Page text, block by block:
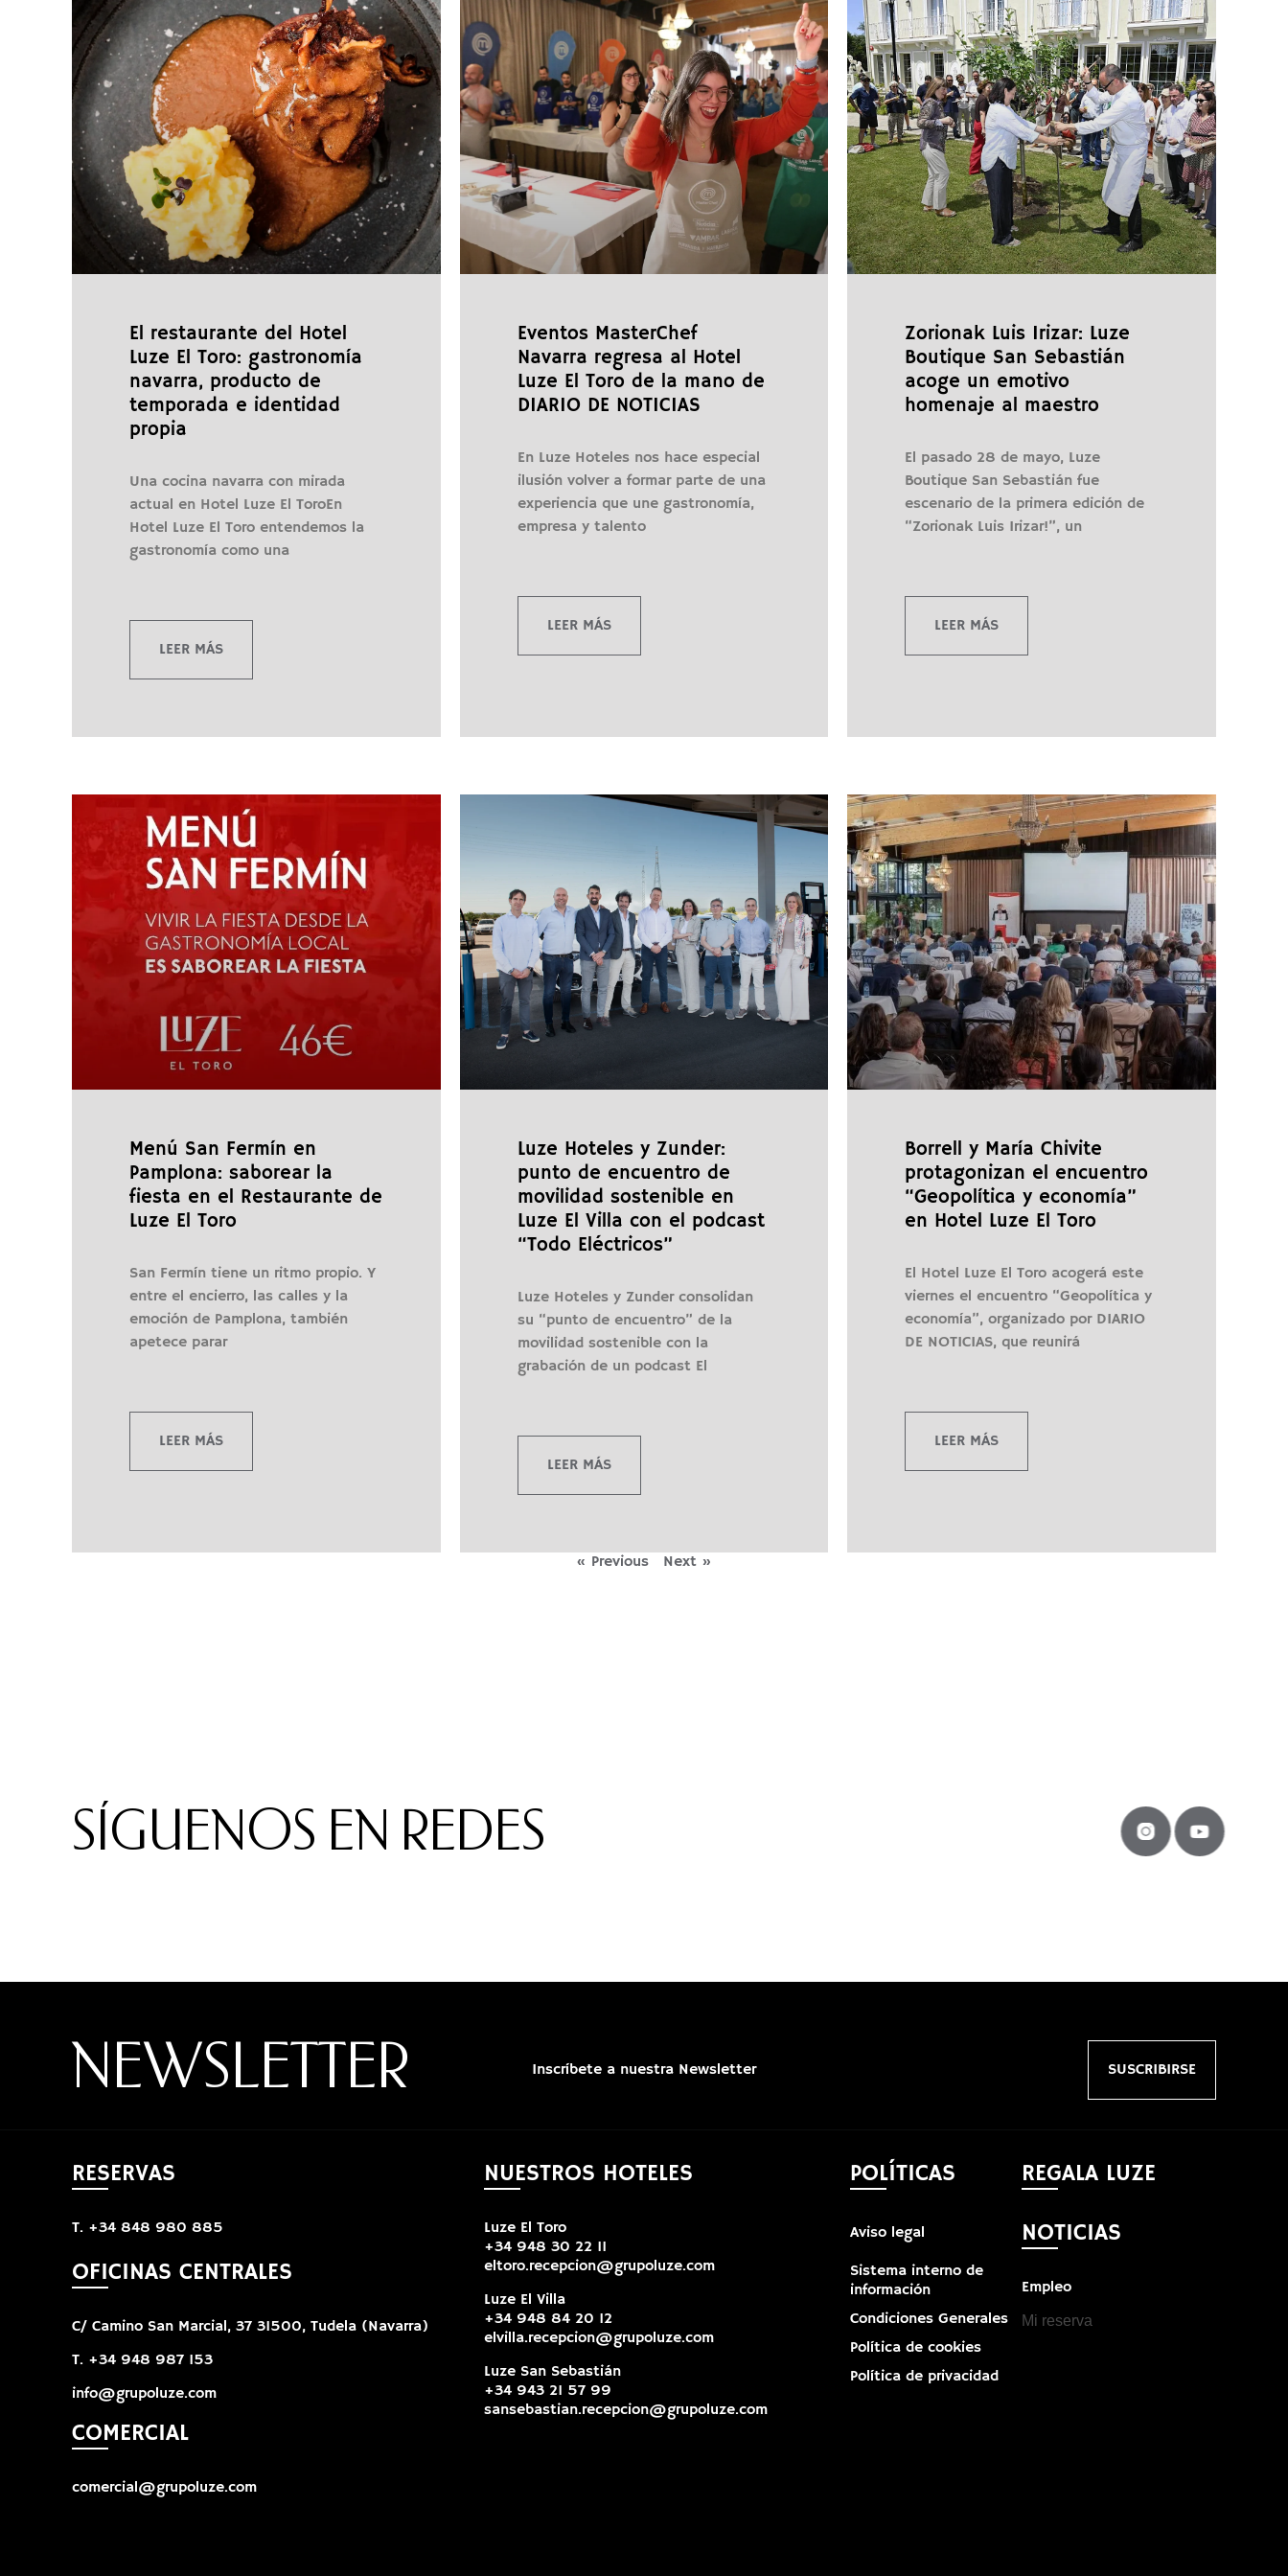
El restaurante del Hotel
Luze El Toro: gastronomía
navarra, producto de
temporada e identidad
propia
Una cocina navarra con mirada
actual en Hotel Luze El ToroEn
Hotel Luze El Toro entendemos la
gastronomía como una
LEER MÁS
Eventos MasterChef
Navarra regresa al Hotel
Luze El Toro de la mano de
DIARIO DE NOTICIAS
En Luze Hoteles nos hace especial
ilusión volver a formar parte de una
experiencia que une gastronomía,
empresa y talento
LEER MÁS
Zorionak Luis Irizar: Luze
Boutique San Sebastián
acoge un emotivo
homenaje al maestro
El pasado 28 de mayo, Luze
Boutique San Sebastián fue
escenario de la primera edición de
“Zorionak Luis Irizar!”, un
LEER MÁS
Menú San Fermín en
Pamplona: saborear la
fiesta en el Restaurante de
Luze El Toro
San Fermín tiene un ritmo propio. Y
entre el encierro, las calles y la
emoción de Pamplona, también
apetece parar
LEER MÁS
Luze Hoteles y Zunder:
punto de encuentro de
movilidad sostenible en
Luze El Villa con el podcast
“Todo Eléctricos”
Luze Hoteles y Zunder consolidan
su “punto de encuentro” de la
movilidad sostenible con la
grabación de un podcast El
LEER MÁS
Borrell y María Chivite
protagonizan el encuentro
“Geopolítica y economía”
en Hotel Luze El Toro
El Hotel Luze El Toro acogerá este
viernes el encuentro “Geopolítica y
economía”, organizado por DIARIO
DE NOTICIAS, que reunirá
LEER MÁS
« Previous Next »
SÍGUENOS EN REDES
NEWSLETTER Inscríbete a nuestra Newsletter SUSCRIBIRSE
RESERVAS
T. +34 848 980 885
OFICINAS CENTRALES
C/ Camino San Marcial, 37 31500, Tudela (Navarra)
T. +34 948 987 153
info@grupoluze.com
COMERCIAL
comercial@grupoluze.com
NUESTROS HOTELES
Luze El Toro
+34 948 30 22 11
eltoro.recepcion@grupoluze.com
Luze El Villa
+34 948 84 20 12
elvilla.recepcion@grupoluze.com
Luze San Sebastián
+34 943 21 57 99
sansebastian.recepcion@grupoluze.com
POLÍTICAS
Aviso legal
Sistema interno de
información
Condiciones Generales
Política de cookies
Política de privacidad
REGALA LUZE
NOTICIAS
Empleo
Mi reserva